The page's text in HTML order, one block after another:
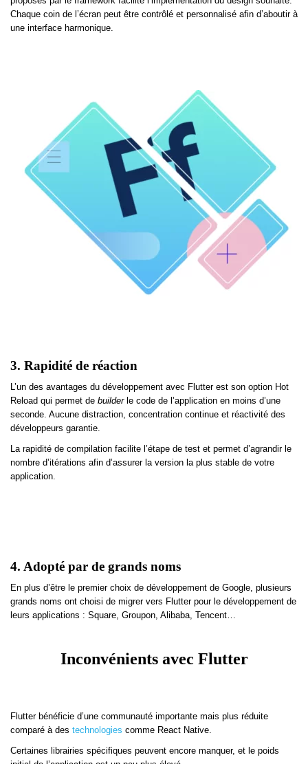
Chaque coin de l’écran peut être contrôlé et personnalisé afin d’aboutir à
une interface harmonique.
3. Rapidité de réaction
L’un des avantages du développement avec Flutter est son option Hot
Reload qui permet de builderle code de l’application en moins d’une
seconde. Aucune distraction, concentration continue et réactivité des
développeurs garantie.
La rapidité de compilation facilite l’étape de test et permet d’agrandir le
nombre d’itérations afin d’assurer la version la plus stable de votre
application.
4. Adopté par de grands noms
En plus d’être le premier choix de développement de Google, plusieurs
grands noms ont choisi de migrer vers Flutter pour le développement de
leurs applications : Square, Groupon, Alibaba, Tencent…
Inconvénients avec Flutter
Flutter bénéficie d’une communauté importante mais plus réduite
comparé à des technologies comme React Native.
Certaines librairies spécifiques peuvent encore manquer, et le poids